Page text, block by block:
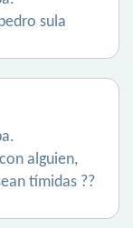
sula
alguien,
tímidas ??